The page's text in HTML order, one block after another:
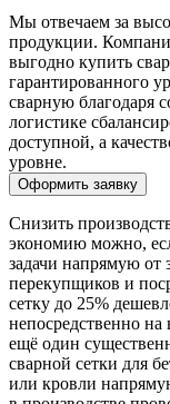
Мы отвечаем за
продукции.
выгодно купить
гарантированного
сварную благодаря
логистике
доступной, а
уровне.
Оформить заявку
Снизить
экономию можно,
задачи напрямую от
перекупщиков и
сетку до 25%
непосредственно
ещё один
сварной сетки для
или кровли